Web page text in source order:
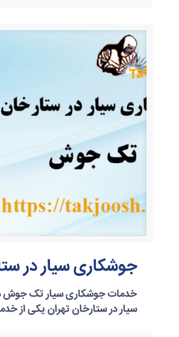
جوشکاری سیار در
خدمات جوشکاری سیار تک جوش
سیار در ستارخان تهران یکی